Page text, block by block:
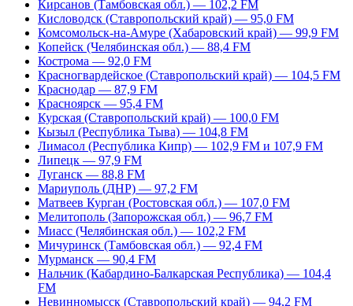
Кирсанов (Тамбовская обл.) — 102,2 FM
Кисловодск (Ставропольский край) — 95,0 FM
Комсомольск-на-Амуре (Хабаровский край) — 99,9 FM
Копейск (Челябинская обл.) — 88,4 FM
Кострома — 92,0 FM
Красногвардейское (Ставропольский край) — 104,5 FM
Краснодар — 87,9 FM
Красноярск — 95,4 FM
Курская (Ставропольский край) — 100,0 FM
Кызыл (Республика Тыва) — 104,8 FM
Лимасол (Республика Кипр) — 102,9 FM и 107,9 FM
Липецк — 97,9 FM
Луганск — 88,8 FM
Мариуполь (ДНР) — 97,2 FM
Матвеев Курган (Ростовская обл.) — 107,0 FM
Мелитополь (Запорожская обл.) — 96,7 FM
Миасс (Челябинская обл.) — 102,2 FM
Мичуринск (Тамбовская обл.) — 92,4 FM
Мурманск — 90,4 FM
Нальчик (Кабардино-Балкарская Республика) — 104,4
FM
Невинномысск (Ставропольский край) — 94,2 FM